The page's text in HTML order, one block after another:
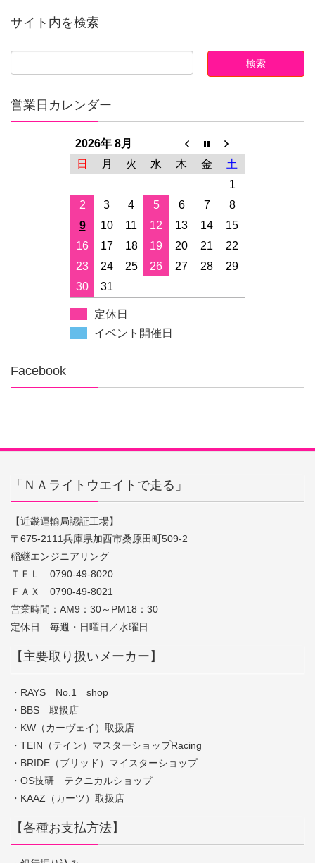
サイト内を検索
営業日カレンダー
2026年 8月
日
月 火 水 木 金
土
1
2
3 4 5 6 7
8
9
10 11 12 13 14
15
16
17 18 19 20 21
22
23
24 25 26 27 28
29
30
31
定休日
イベント開催日
Facebook
「ＮＡライトウエイトで走る」
【近畿運輸局認証工場】
〒675-2111兵庫県加西市桑原田町509-2
稲継エンジニアリング
ＴＥＬ 0790-49-8020
ＦＡＸ 0790-49-8021
営業時間：AM9：30～PM18：30
定休日 毎週・日曜日／水曜日
【主要取り扱いメーカー】
・RAYS No.1 shop
・BBS 取扱店
・KW（カーヴェイ）取扱店
・TEIN（テイン）マスターショップRacing
・BRIDE（ブリッド）マイスターショップ
・OS技研 テクニカルショップ
・KAAZ（カーツ）取扱店
【各種お支払方法】